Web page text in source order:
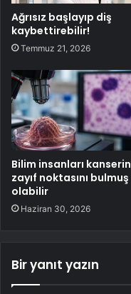
Ağrısız başlayıp diş
kaybettirebilir!
Temmuz 21, 2026
Bilim insanları kanserin
zayıf noktasını bulmuş
olabilir
Haziran 30, 2026
Bir yanıt yazın